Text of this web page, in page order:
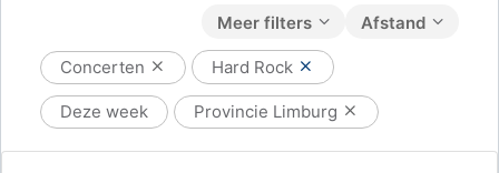
Afstand
Meer filters
Concerten Hard Rock
Deze week Provincie Limburg